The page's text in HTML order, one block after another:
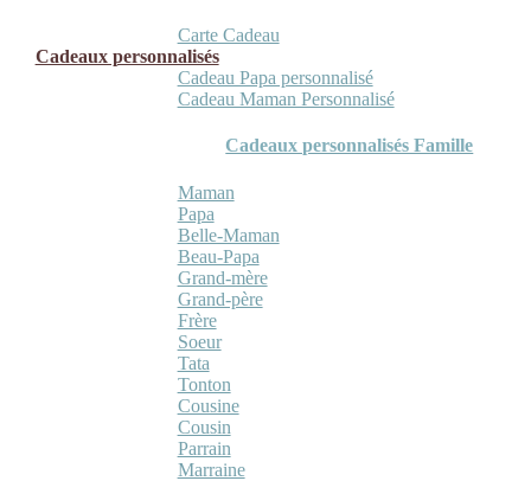
Carte Cadeau
Cadeaux personnalisés
Cadeau Papa personnalisé
Cadeau Maman Personnalisé
Cadeaux personnalisés Famille
Maman
Papa
Belle-Maman
Beau-Papa
Grand-mère
Grand-père
Frère
Soeur
Tata
Tonton
Cousine
Cousin
Parrain
Marraine